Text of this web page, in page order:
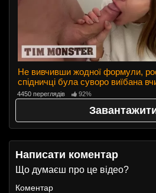
Не вивчивши жодної формули,
спідничці була суворо виїбана
4450 переглядів 92%
Написати коментар
Що думаєш про це відео?
Коментар